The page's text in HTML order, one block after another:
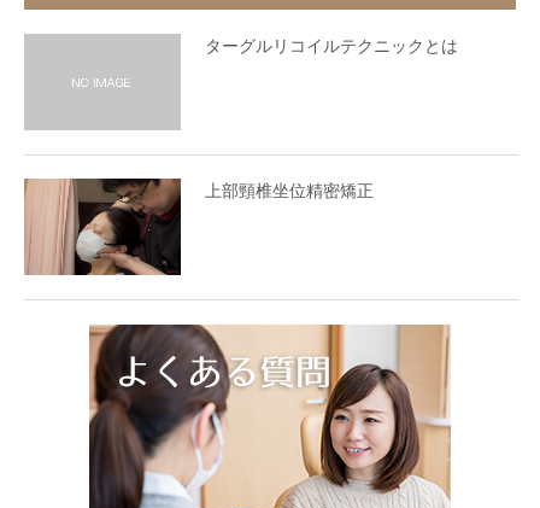
ターグルリコイルテクニックとは
上部頸椎坐位精密矯正